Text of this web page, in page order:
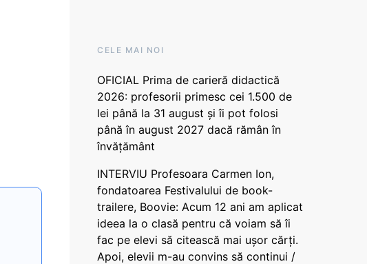
CELE MAI NOI
OFICIAL Prima de carieră didactică
2026: profesorii primesc cei 1.500 de
lei până la 31 august și îi pot folosi
până în august 2027 dacă rămân în
învățământ
INTERVIU Profesoara Carmen Ion,
fondatoarea Festivalului de book-
trailere, Boovie: Acum 12 ani am aplicat
ideea la o clasă pentru că voiam să îi
fac pe elevi să citească mai ușor cărți.
Apoi, elevii m-au convins să continui /